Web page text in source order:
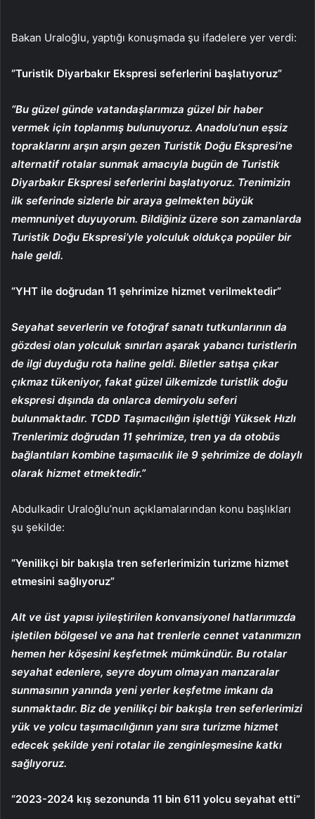
Bakan Uraloğlu, yaptığı konuşmada şu ifadelere yer verdi:
“Turistik Diyarbakır Ekspresi seferlerini başlatıyoruz”
“Bu güzel günde vatandaşlarımıza güzel bir haber
vermek için toplanmış bulunuyoruz. Anadolu’nun eşsiz
topraklarını arşın arşın gezen Turistik Doğu Ekspresi’ne
alternatif rotalar sunmak amacıyla bugün de Turistik
Diyarbakır Ekspresi seferlerini başlatıyoruz. Trenimizin
ilk seferinde sizlerle bir araya gelmekten büyük
memnuniyet duyuyorum. Bildiğiniz üzere son zamanlarda
Turistik Doğu Ekspresi’yle yolculuk oldukça popüler bir
hale geldi.
“YHT ile doğrudan 11 şehrimize hizmet verilmektedir”
Seyahat severlerin ve fotoğraf sanatı tutkunlarının da
gözdesi olan yolculuk sınırları aşarak yabancı turistlerin
de ilgi duyduğu rota haline geldi. Biletler satışa çıkar
çıkmaz tükeniyor, fakat güzel ülkemizde turistlik doğu
ekspresi dışında da onlarca demiryolu seferi
bulunmaktadır. TCDD Taşımacılığın işlettiği Yüksek Hızlı
Trenlerimiz doğrudan 11 şehrimize, tren ya da otobüs
bağlantıları kombine taşımacılık ile 9 şehrimize de dolaylı
olarak hizmet etmektedir.”
Abdulkadir Uraloğlu’nun açıklamalarından konu başlıkları
şu şekilde:
“Yenilikçi bir bakışla tren seferlerimizin turizme hizmet
etmesini sağlıyoruz”
Alt ve üst yapısı iyileştirilen konvansiyonel hatlarımızda
işletilen bölgesel ve ana hat trenlerle cennet vatanımızın
hemen her köşesini keşfetmek mümkündür. Bu rotalar
seyahat edenlere, seyre doyum olmayan manzaralar
sunmasının yanında yeni yerler keşfetme imkanı da
sunmaktadır. Biz de yenilikçi bir bakışla tren seferlerimizi
yük ve yolcu taşımacılığının yanı sıra turizme hizmet
edecek şekilde yeni rotalar ile zenginleşmesine katkı
sağlıyoruz.
“2023-2024 kış sezonunda 11 bin 611 yolcu seyahat etti”